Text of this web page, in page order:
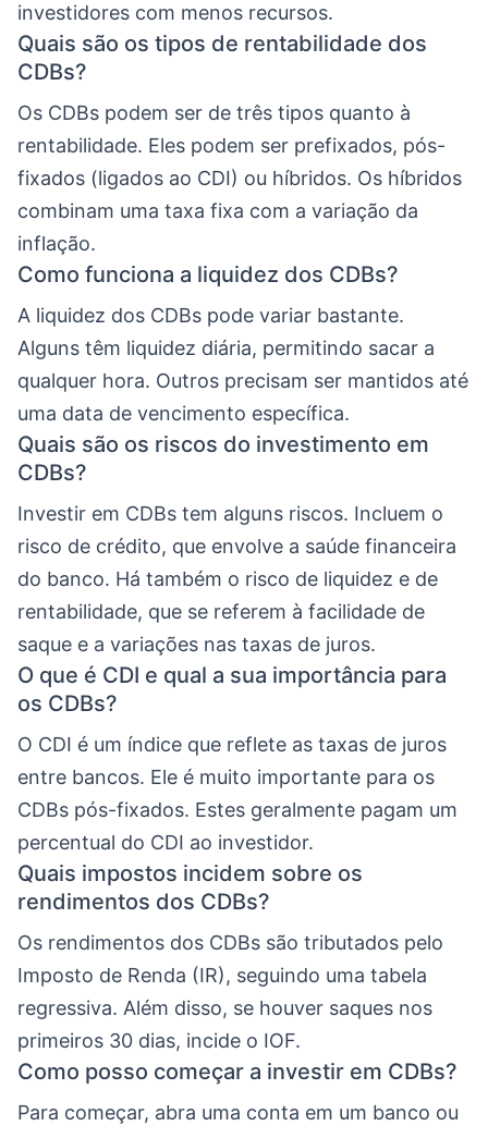
investidores com menos recursos.
Quais são os tipos de rentabilidade dos
CDBs?
Os CDBs podem ser de três tipos quanto à
rentabilidade. Eles podem ser prefixados, pós-
fixados (ligados ao CDI) ou híbridos. Os híbridos
combinam uma taxa fixa com a variação da
inflação.
Como funciona a liquidez dos CDBs?
A liquidez dos CDBs pode variar bastante.
Alguns têm liquidez diária, permitindo sacar a
qualquer hora. Outros precisam ser mantidos até
uma data de vencimento específica.
Quais são os riscos do investimento em
CDBs?
Investir em CDBs tem alguns riscos. Incluem o
risco de crédito, que envolve a saúde financeira
do banco. Há também o risco de liquidez e de
rentabilidade, que se referem à facilidade de
saque e a variações nas taxas de juros.
O que é CDI e qual a sua importância para
os CDBs?
O CDI é um índice que reflete as taxas de juros
entre bancos. Ele é muito importante para os
CDBs pós-fixados. Estes geralmente pagam um
percentual do CDI ao investidor.
Quais impostos incidem sobre os
rendimentos dos CDBs?
Os rendimentos dos CDBs são tributados pelo
Imposto de Renda (IR), seguindo uma tabela
regressiva. Além disso, se houver saques nos
primeiros 30 dias, incide o IOF.
Como posso começar a investir em CDBs?
Para começar, abra uma conta em um banco ou